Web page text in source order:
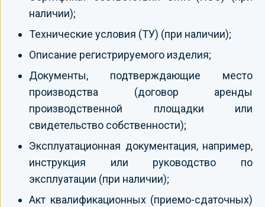
наличии);
Технические условия (ТУ) (при наличии);
Описание регистрируемого изделия;
Документы, подтверждающие место
производства (договор аренды
производственной площадки или
свидетельство собственности);
Эксплуатационная документация, например,
инструкция или руководство по
эксплуатации (при наличии);
Акт квалификационных (приемо-сдаточных)